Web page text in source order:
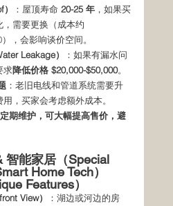
：屋顶寿命 20-25 年 ，如果买
，需要更换（成本约
，会影响谈价空间。
Leakage）
：如果有漏水问
求降低价格 $20,000-$50,000。
：老旧电线和管道系统需要升
，买家会考虑额外成本。
期维护，可大幅提高售价，避
智能家居（Special
Home Tech）
Features）
View）
：湖边或河边的房